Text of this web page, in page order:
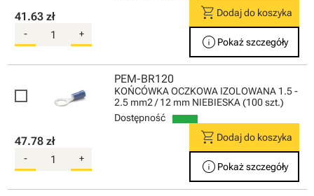
41.63 zł
- +
shopping_cart Dodaj do koszyka
info Pokaż szczegóły
PEM-BR120
KOŃCÓWKA OCZKOWA IZOLOWANA 1.5 -
2.5 mm2 / 12 mm NIEBIESKA (100 szt.)
Dostępność
47.78 zł
- +
shopping_cart Dodaj do koszyka
info Pokaż szczegóły